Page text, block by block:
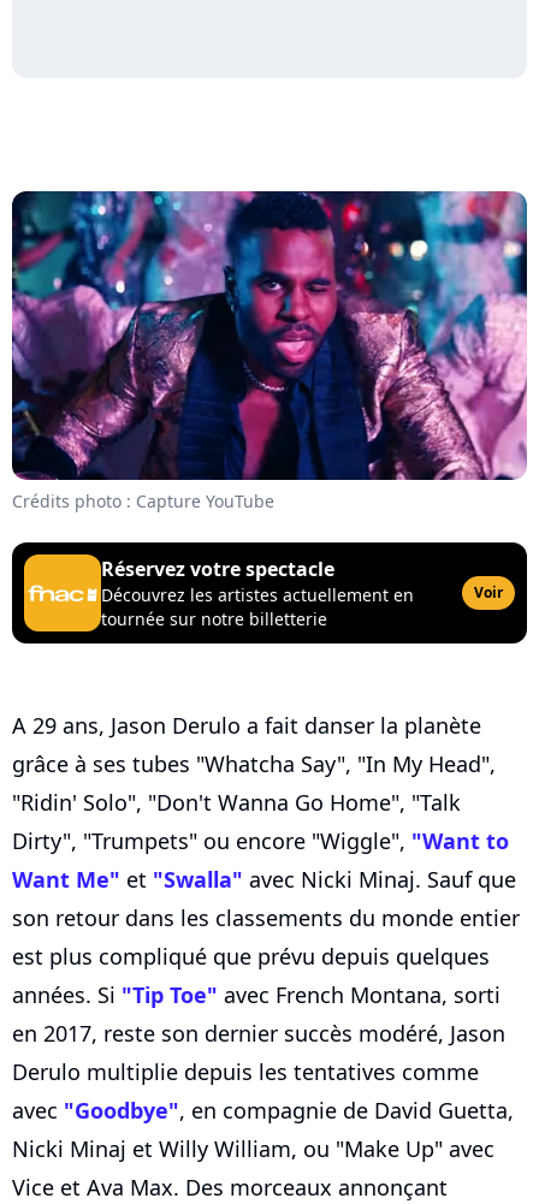
Crédits photo : Capture YouTube
Réservez votre spectacle
Découvrez les artistes actuellement en
tournée sur notre billetterie
Voir
A 29 ans, Jason Derulo a fait danser la planète
grâce à ses tubes "Whatcha Say", "In My Head",
"Ridin' Solo", "Don't Wanna Go Home", "Talk
Dirty", "Trumpets" ou encore "Wiggle", "Want to
Want Me" et "Swalla" avec Nicki Minaj. Sauf que
son retour dans les classements du monde entier
est plus compliqué que prévu depuis quelques
années. Si "Tip Toe" avec French Montana, sorti
en 2017, reste son dernier succès modéré, Jason
Derulo multiplie depuis les tentatives comme
avec "Goodbye", en compagnie de David Guetta,
Nicki Minaj et Willy William, ou "Make Up" avec
Vice et Ava Max. Des morceaux annonçant